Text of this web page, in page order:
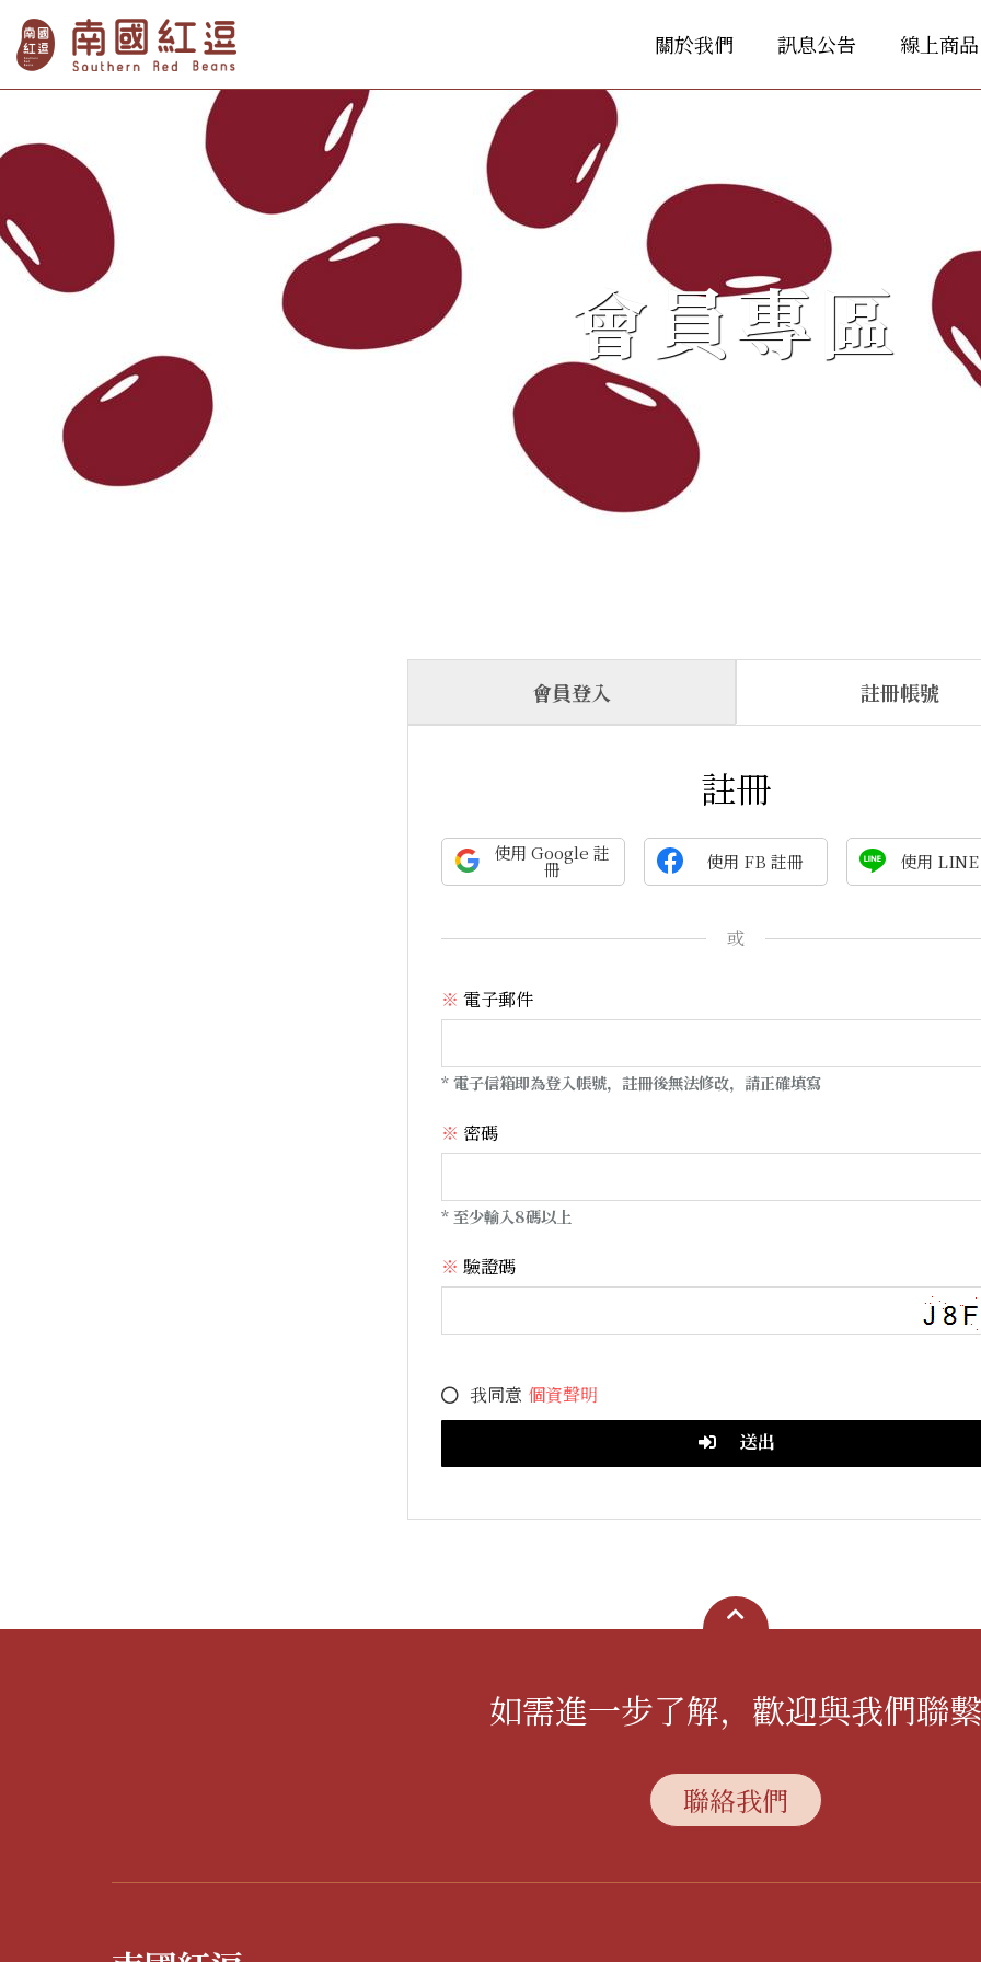
關於我們 訊息公告 線上商品
會員專區
會員登入 註冊帳號
註冊
使用 Google 註
冊 使用 FB 註冊 使用
或
電子郵件
* 電子信箱即為登入帳號，註冊後無法修改，請正確填寫
密碼
* 至少輸入8碼以上
驗證碼
我同意 個資聲明
如需進一步了解，歡迎與我們聯繫
聯絡我們